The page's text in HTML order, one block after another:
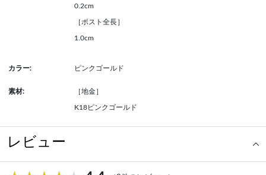
0.2cm
［ポスト全長］
1.0cm
カラー: ピンクゴールド
素材: ［地金］
K18ピンクゴールド
レビュー